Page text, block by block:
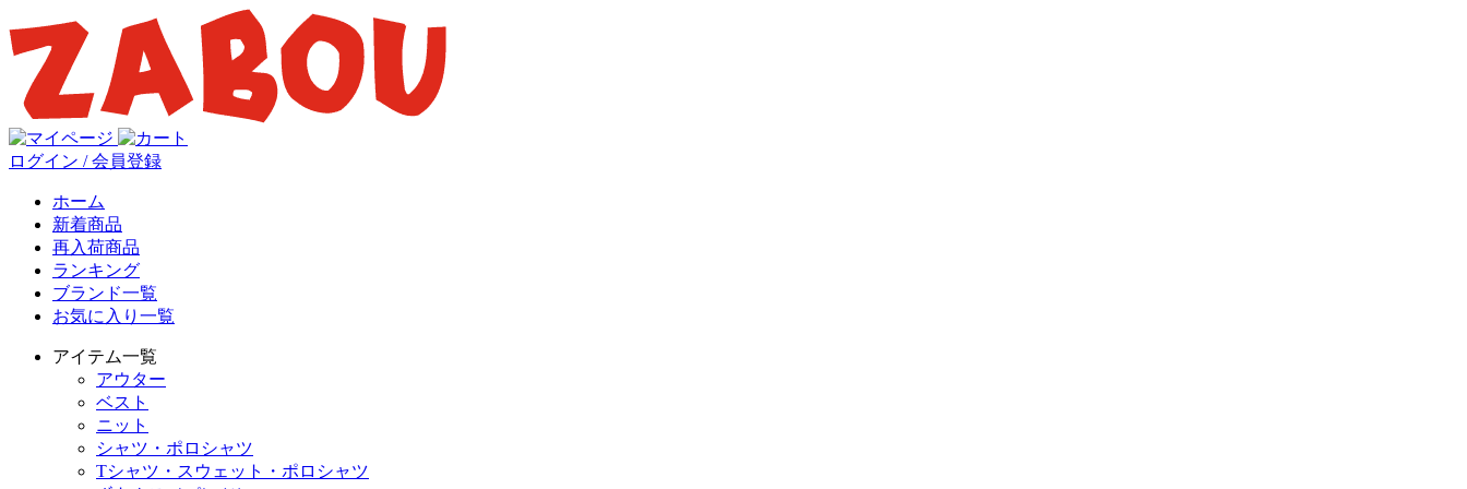
ログイン / 会員登録
ホーム
新着商品
再入荷商品
ランキング
ブランド一覧
お気に入り一覧
アイテム一覧
アウター
ベスト
ニット
シャツ・ポロシャツ
Tシャツ・スウェット・ポロシャツ